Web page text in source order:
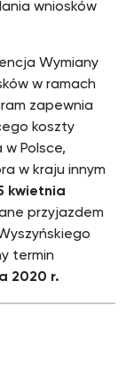
wniosków
Wymiany
w ramach
zapewnia
koszty
Polsce,
w kraju innym
kwietnia
przyjazdem
termin
2020 r.